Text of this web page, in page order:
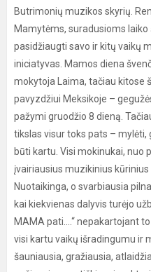
Butrimonių muzikos skyrių.
Mamytėms, suradusioms
pasidžiaugti savo ir kitų vaikų
iniciatyvas. Mamos diena
mokytoja Laima, tačiau kitose
pavyzdžiui Meksikoje –
pažymi gruodžio 8 dieną.
tikslas visur toks pats –
būti kartu. Visi mokinukai, nuo
įvairiausius muzikinius
Nuotaikinga, o svarbiausia
kai kiekvienas dalyvis turėjo
MAMA pati....“ nepakartojant
visi kartu vaikų išradingumu ir
šauniausia, gražiausia,